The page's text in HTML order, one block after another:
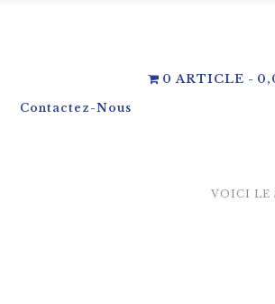
Contactez-Nous
0 ARTICLE
VOICI LE